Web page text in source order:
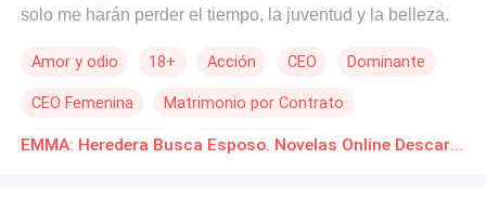
solo me harán perder el tiempo, la juventud y la belleza.
Emma Dawson, una joven y hermosa mujer adinerada,
socios para poder limpiar su mala reputación y enaltecer
su nombre ante su familia. Sentimientos inesperados
Amor y odio 18+ Acción CEO Dominante
CEO Femenina Matrimonio por Contrato
Matrimonio Exprés De Odio al Amor EMMA: Heredera Busca Esposo. Novelas Online Descarga gratuita de PDF